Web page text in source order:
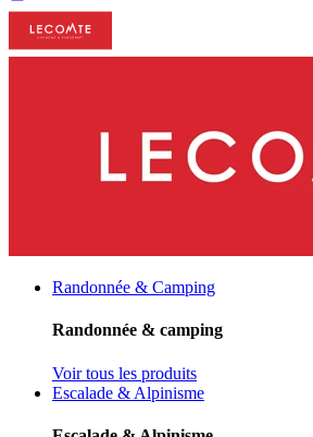
Randonnée & Camping
Randonnée & camping
Voir tous les produits
Escalade & Alpinisme